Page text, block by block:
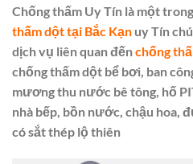
Chống thấm Uy Tín là một
thấm dột tại Bắc Kạn uy Tín
dịch vụ liên quan đếnchống
chống thấm dột bể bơi, ban
mương thu nước bê tông, hố
nhà bếp, bồn nước, chậu hoa,
có sắt thép lộ thiên